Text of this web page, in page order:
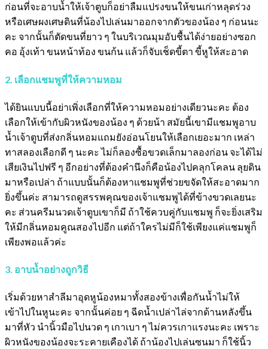
ก่อนที่จะอาบน้ำให้เจ้าตูบก็อย่าลืมแปรงขนให้ขนเก่าหลุดร่วง
หรือเศษผงเศษดินที่น้องไปเล่นมาออกจากตัวของน้อง ๆ ก่อนนะ
คะ จากนั้นก็ตัดขนที่ยาว ๆ ในบริเวณมุมอับชื้นได้ง่ายอย่างซอก
คอ อุ้งเท้า ขนหน้าท้อง ขนก้น แล้วก็จับเช็ดขี้ตา ขี้หูให้สะอาด
2. เลือกแชมพูที่ให้ความหอม
ได้ยินแบบนี้อย่าเพิ่งเลือกที่ให้ความหอมอย่างเดียวนะคะ ต้อง
เลือกให้เข้ากับผิวหนังของน้อง ๆ ด้วยน้า สมัยนี้เขามีแชมพูอาบ
น้ำเจ้าตูบที่ส่งกลิ่นหอมแถมยังอ่อนโยนให้เลือกเยอะมาก เหล่า
ทาสลองเลือกดี ๆ นะคะ ไม่ก็ลองซื้อขวดเล็กมาลองก่อน จะได้ไม่
เสียเงินไปฟรี ๆ อีกอย่างที่ต้องคำนึงก็คือน้องไปคลุกโคลน ลุยดิน
มาหรือเปล่า ถ้าแบบนั้นก็ต้องหาแชมพูที่ช่วยขจัดให้สะอาดมาก
ยิ่งขึ้นค่ะ สามารถดูสรรพคุณของเจ้าแชมพูได้ที่ข้างขวดเลยนะ
คะ ส่วนครีมนวดเจ้าตูบเขาก็มี ถ้าใช้ควบคู่กับแชมพู ก็จะยิ่งเสริม
ให้มีกลิ่นหอมคูณสองไปอีก แต่ถ้าใครไม่มีก็ใช้เพียงแค่แชมพูก็
เพียงพอแล้วค่ะ
3. อาบน้ำอย่างถูกวิธี
เริ่มด้วยหาสำลีมาอุดหูน้องหมาทั้งสองข้างเพื่อกันน้ำไม่ให้
เข้าไปในหูนะคะ จากนั้นค่อย ๆ ฉีดน้ำเปล่าไล่จากด้านหลังขึ้น
มาที่หัว นำนิ้วมือไปนวด ๆ เกาเบา ๆ ไม่ควรเกาแรงนะคะ เพราะ
ผิวหนังของน้องจะระคายเคืองได้ ถ้าน้องไปเล่นซนมา ก็ใช้นิ้ว